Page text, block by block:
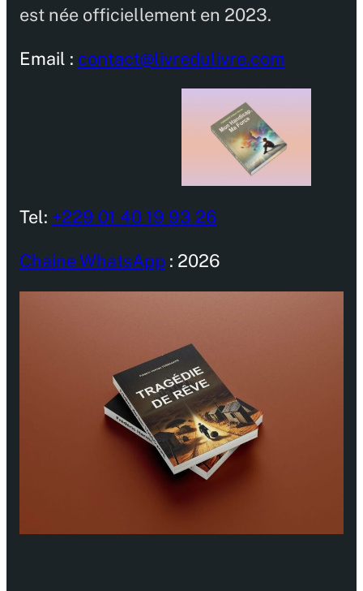
est née officiellement en 2023.
Email : contact@livredulivre.com
Tel: +229 01 40 19 93 26
Chaine WhatsApp : 2026